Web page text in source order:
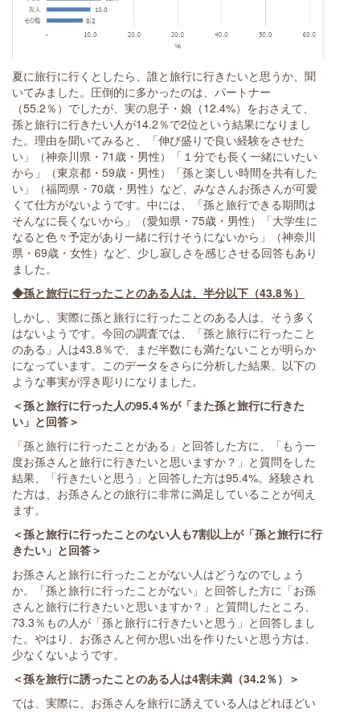
夏に旅行に行くとしたら、誰と旅行に行きたいと思うか、聞
いてみました。圧倒的に多かったのは、パートナー
（55.2％）でしたが、実の息子・娘（12.4%）をおさえて、
孫と旅行に行きたい人が14.2％で2位という結果になりまし
た。理由を聞いてみると、「伸び盛りで良い経験をさせた
い」（神奈川県・71歳・男性）「１分でも長く一緒にいたい
から」（東京都・59歳・男性）「孫と楽しい時間を共有した
い」（福岡県・70歳・男性）など、みなさんお孫さんが可愛
くて仕方がないようです。中には、「孫と旅行できる期間は
そんなに長くないから」（愛知県・75歳・男性）「大学生に
なると色々予定があり一緒に行けそうにないから」（神奈川
県・69歳・女性）など、少し寂しさを感じさせる回答もあり
ました。
◆孫と旅行に行ったことのある人は、半分以下（43.8％）
しかし、実際に孫と旅行に行ったことのある人は、そう多く
はないようです。今回の調査では、「孫と旅行に行ったこと
のある」人は43.8％で、まだ半数にも満たないことが明らか
になっています。このデータをさらに分析した結果、以下の
ような事実が浮き彫りになりました。
＜孫と旅行に行った人の95.4％が「また孫と旅行に行きた
い」と回答＞
「孫と旅行に行ったことがある」と回答した方に、「もう一
度お孫さんと旅行に行きたいと思いますか？」と質問をした
結果、「行きたいと思う」と回答した方は95.4%。経験され
た方は、お孫さんとの旅行に非常に満足していることが伺え
ます。
＜孫と旅行に行ったことのない人も7割以上が「孫と旅行に行
きたい」と回答＞
お孫さんと旅行に行ったことがない人はどうなのでしょう
か。「孫と旅行に行ったことがない」と回答した方に「お孫
さんと旅行に行きたいと思いますか？」と質問したところ、
73.3％もの人が「孫と旅行に行きたいと思う」と回答しまし
た。やはり、お孫さんと何か思い出を作りたいと思う方は、
少なくないようです。
＜孫を旅行に誘ったことのある人は4割未満（34.2％）＞
では、実際に、お孫さんを旅行に誘えている人はどれほどい